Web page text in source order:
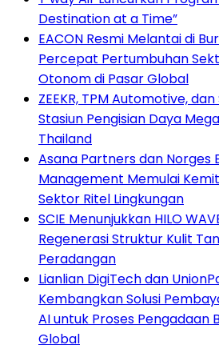
Destination at a Time”
EACON Resmi Melantai di
Percepat Pertumbuhan
Otonom di Pasar Global
ZEEKR, TPM Automotive, dan
Stasiun Pengisian Daya
Thailand
Asana Partners dan Norges
Management Memulai
Sektor Ritel Lingkungan
SCIE Menunjukkan HILO
Regenerasi Struktur Kulit
Peradangan
Lianlian DigiTech dan
Kembangkan Solusi
AI untuk Proses Pengadaan
Global